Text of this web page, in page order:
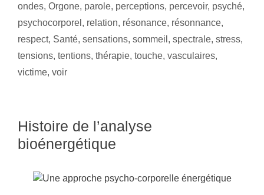
ondes, Orgone, parole, perceptions, percevoir, psyché,
psychocorporel , relation, résonance, résonnance,
respect, Santé, sensations, sommeil , spectrale, stress,
tensions, tentions, thérapie, touche, vasculaires,
victime, voir
Histoire de l’analyse
bioénergétique